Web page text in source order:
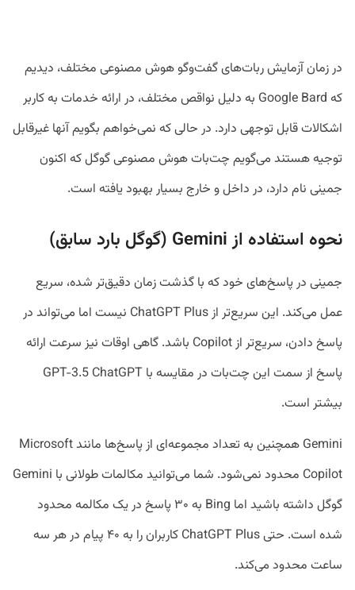
در زمان آزمایش ربات‌های گفت‌وگو هوش مصنوعی مختلف، دیدیم
که Google Bard به دلیل نواقص مختلف، در ارائه خدمات به کاربر
اشکالات قابل توجهی دارد. در حالی که نمی‌خواهم بگویم آنها غیرقابل
توجیه هستند می‌گویم چت‌بات هوش مصنوعی گوگل که اکنون
جمینی نام دارد، در داخل و خارج بسیار بهبود یافته است.
نحوه استفاده از Gemini (گوگل بارد سابق)
جمینی در پاسخ‌های خود که با گذشت زمان دقیق‌تر شده‌، سریع
عمل می‌کند. این سریع‌تر از ChatGPT Plus نیست اما می‌تواند در
پاسخ دادن، سریع‌تر از Copilot باشد. گاهی اوقات نیز سرعت ارائه
بیشتر است.
Gemini همچنین به تعداد مجموعه‌ای از پاسخ‌ها مانند Microsoft
Copilot محدود نمی‌شود. شما می‌توانید مکالمات طولانی با Gemini
گوگل داشته باشید اما Bing به ۳۰ پاسخ در یک مکالمه محدود
شده است. حتی ChatGPT Plus کاربران را به ۴۰ پیام در هر سه
ساعت محدود می‌کند.